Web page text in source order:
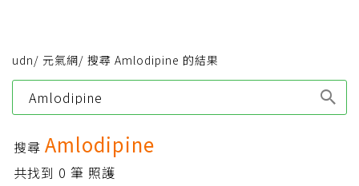
udn/ 元氣網/ 搜尋 Amlodipine 的結果
搜尋Amlodipine
共找到 0 筆 照護